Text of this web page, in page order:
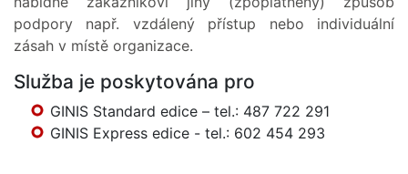
podpory např. vzdálený přístup nebo individuální
zásah v místě organizace.
Služba je poskytována pro
GINIS Standard edice – tel.: 487 722 291
GINIS Express edice - tel.: 602 454 293